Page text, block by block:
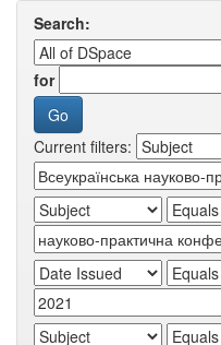
Search:
for
Current filters: